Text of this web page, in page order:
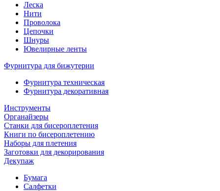
Леска
Нити
Проволока
Цепочки
Шнуры
Ювелирные ленты
Фурнитура для бижутерии
Фурнитура техническая
Фурнитура декоративная
Инструменты
Органайзеры
Станки для бисероплетения
Книги по бисероплетению
Наборы для плетения
Заготовки для декорирования
Декупаж
Бумага
Салфетки